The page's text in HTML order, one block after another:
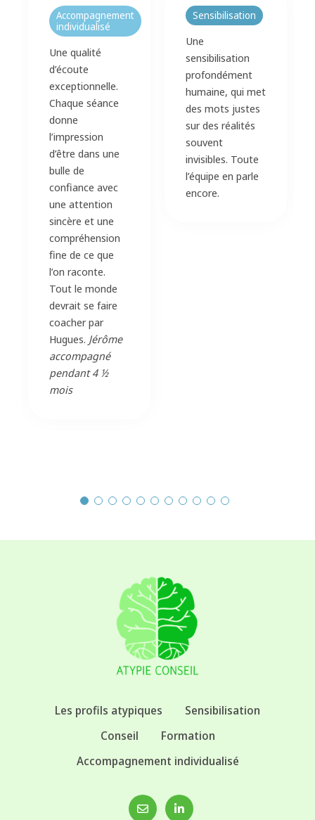
Accompagnement
individualisé
Une qualité
d’écoute
exceptionnelle.
Chaque séance
donne
l’impression
d’être dans une
bulle de
confiance avec
une attention
sincère et une
compréhension
fine de ce que
l’on raconte.
Tout le monde
devrait se faire
coacher par
Hugues. Jérôme
accompagné
pendant 4 ½
mois
Sensibilisation
Une
sensibilisation
profondément
humaine, qui met
des mots justes
sur des réalités
souvent
invisibles. Toute
l’équipe en parle
encore.
Les profils atypiques
Sensibilisation
Conseil
Formation
Accompagnement individualisé